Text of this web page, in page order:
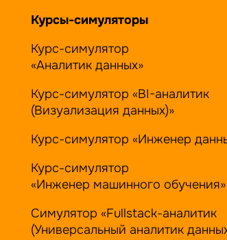
Курсы-симуляторы
Курс-симулятор
«Аналитик данных»
Курс-симулятор «BI-аналитик
(Визуализация данных)»
Курс-симулятор «Инженер
Курс-симулятор
«Инженер машинного обучения»
Симулятор «Fullstack-аналитик
(Универсальный аналитик